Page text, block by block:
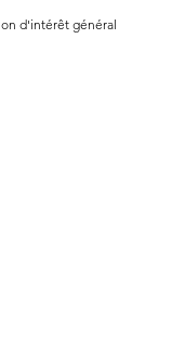
d'intérêt général